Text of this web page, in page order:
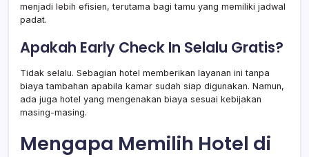
menjadi lebih efisien, terutama bagi tamu yang memiliki jadwal
padat.
Apakah Early Check In Selalu Gratis?
Tidak selalu. Sebagian hotel memberikan layanan ini tanpa
biaya tambahan apabila kamar sudah siap digunakan. Namun,
ada juga hotel yang mengenakan biaya sesuai kebijakan
masing-masing.
Mengapa Memilih Hotel di